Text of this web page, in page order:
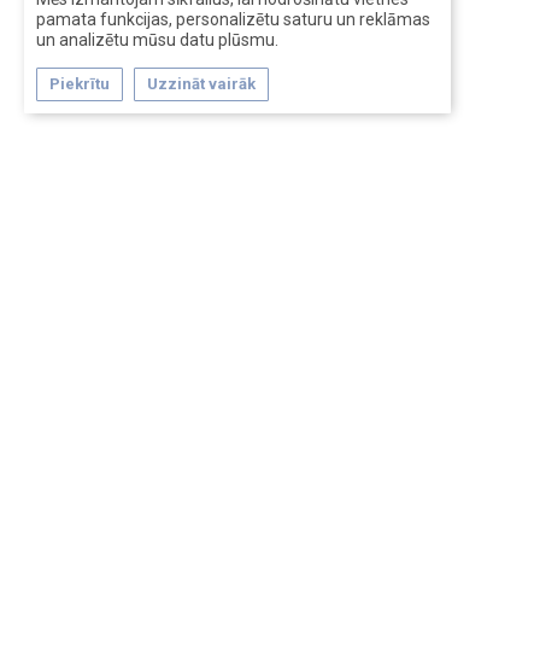
pamata funkcijas, personalizētu saturu un reklāmas
un analizētu mūsu datu plūsmu.
Piekrītu Uzzināt vairāk